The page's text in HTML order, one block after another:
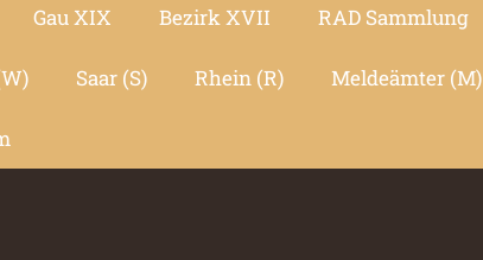
Gau XIX Bezirk XVII RAD Sammlung
Saar (S) Rhein (R) Meldeämter (M)